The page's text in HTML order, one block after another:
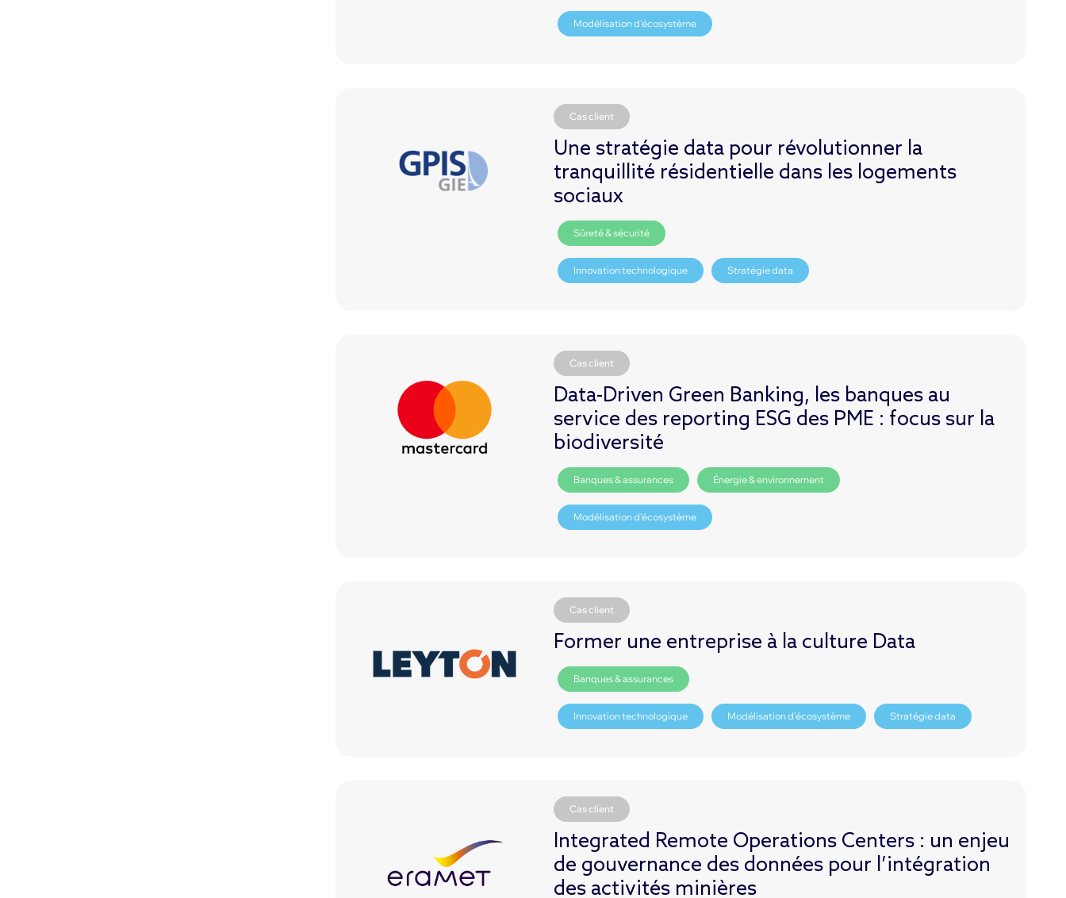
Modélisation d’écosystème
Cas client
Une stratégie data pour révolutionner la
tranquillité résidentielle dans les logements
sociaux
Sûreté & sécurité
Innovation technologique Stratégie data
Cas client
Data-Driven Green Banking, les banques au
service des reporting ESG des PME : focus sur la
biodiversité
Banques & assurances Énergie & environnement
Modélisation d’écosystème
Cas client
Former une entreprise à la culture Data
Banques & assurances
Innovation technologique Modélisation d’écosystème Stratégie data
Cas client
Integrated Remote Operations Centers : un enjeu
de gouvernance des données pour l’intégration
des activités minières